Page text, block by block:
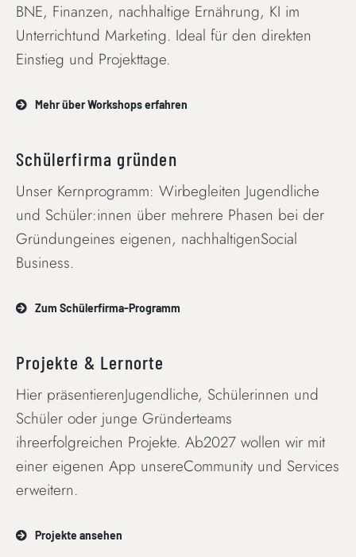
BNE, Finanzen, nachhaltige Ernährung, KI im
Unterrichtund Marketing. Ideal für den direkten
Einstieg und Projekttage.
Mehr über Workshops erfahren
Schülerfirma gründen
Unser Kernprogramm: Wirbegleiten Jugendliche
und Schüler:innen über mehrere Phasen bei der
Gründungeines eigenen, nachhaltigenSocial
Business.
Zum Schülerfirma-Programm
Projekte & Lernorte
Hier präsentierenJugendliche, Schülerinnen und
Schüler oder junge Gründerteams
ihreerfolgreichen Projekte. Ab2027 wollen wir mit
einer eigenen App unsereCommunity und Services
erweitern.
Projekte ansehen